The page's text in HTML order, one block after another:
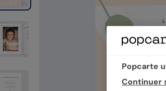
Popcarte
Continuer